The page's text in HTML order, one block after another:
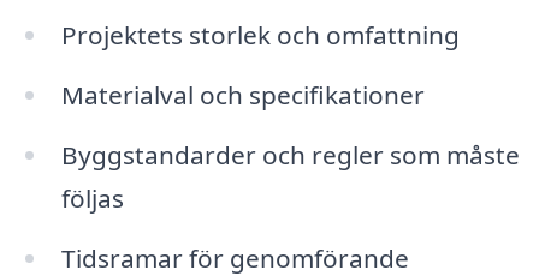
Projektets storlek och omfattning
Materialval och specifikationer
Byggstandarder och regler som måste
följas
Tidsramar för genomförande